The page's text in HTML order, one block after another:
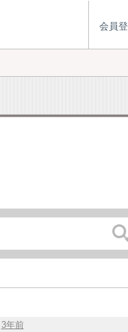
会員
3年前